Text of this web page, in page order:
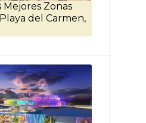
Mejores Zonas
del Carmen,